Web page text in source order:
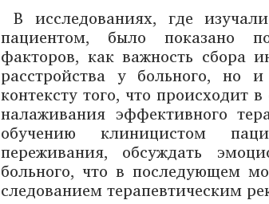
В исследованиях, где
пациентом, было показано
факторов, как важность сбора
расстройства у больного, но
контексту того, что происходит
налаживания эффективного
обучению клиницистом
переживания, обсуждать
больного, что в последующем
следованием терапевтическим